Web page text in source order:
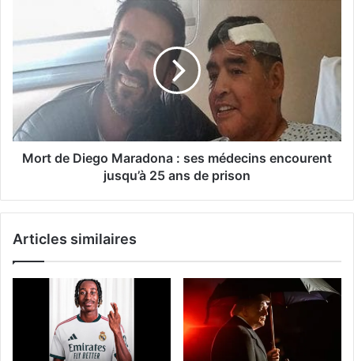
Mort de Diego Maradona : ses médecins encourent
jusqu’à 25 ans de prison
Articles similaires